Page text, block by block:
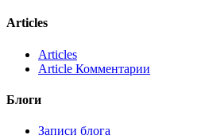
Articles
Articles
Article Комментарии
Блоги
Записи блога